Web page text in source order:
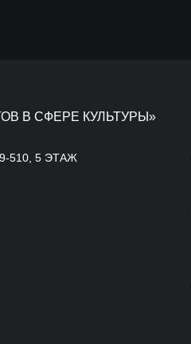
В СФЕРЕ КУЛЬТУРЫ»
510, 5 ЭТАЖ